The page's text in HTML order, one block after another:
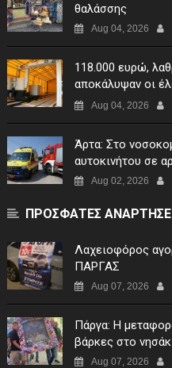
θαλάσσης
Aug 04, 2026
118.000 ευρώ,
αποκάλυψαν οι
Μαυρομάτι
Aug 04, 2026
Άρτα: Στο
αυτοκινήτου σε
Aug 02, 2026
ΠΡΟΣΦΑΤΕΣ
Λαχειοφόρος
ΠΑΡΓΑΣ
Aug 07, 2026
Πάργα: Η
βάρκες στο
Aug 07, 2026